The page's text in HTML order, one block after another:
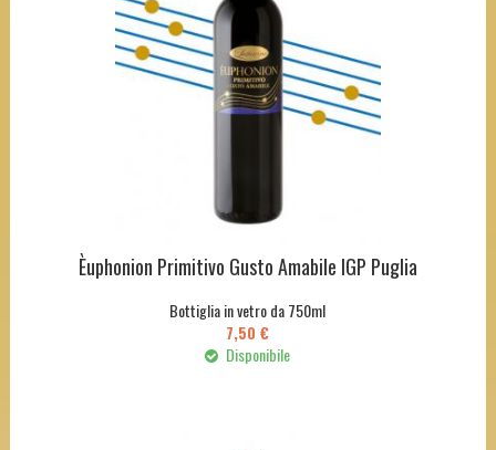
Èuphonion Primitivo Gusto Amabile IGP Puglia
Bottiglia in vetro da 750ml
7,50 €
Disponibile